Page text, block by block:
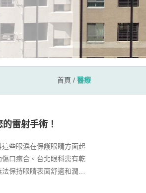
首頁 / 醫療
雷射手術！
些眼淚在保護眼睛方面起
口癒合。台北眼科患有乾
保持眼睛表面舒適和潤